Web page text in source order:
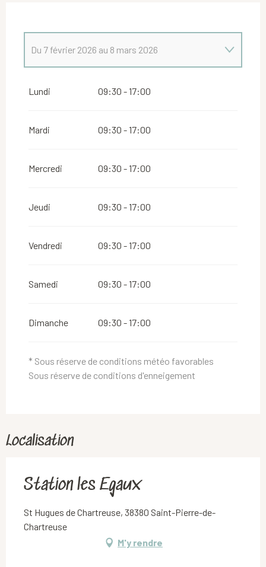
Du 7 février 2026 au 8 mars 2026
Lundi 09:30 - 17:00
Mardi 09:30 - 17:00
Mercredi 09:30 - 17:00
Jeudi 09:30 - 17:00
Vendredi 09:30 - 17:00
Samedi 09:30 - 17:00
Dimanche 09:30 - 17:00
* Sous réserve de conditions météo favorables
Sous réserve de conditions d'enneigement
Localisation
Station les Egaux
St Hugues de Chartreuse, 38380 Saint-Pierre-de-
Chartreuse
M'y rendre